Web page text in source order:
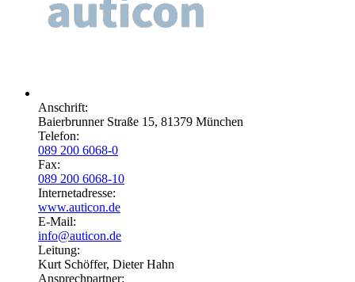
Anschrift:
Baierbrunner Straße 15, 81379 München
Telefon:
089 200 6068-0
Fax:
089 200 6068-10
Internetadresse:
www.auticon.de
E-Mail:
info@auticon.de
Leitung:
Kurt Schöffer, Dieter Hahn
Ansprechpartner: